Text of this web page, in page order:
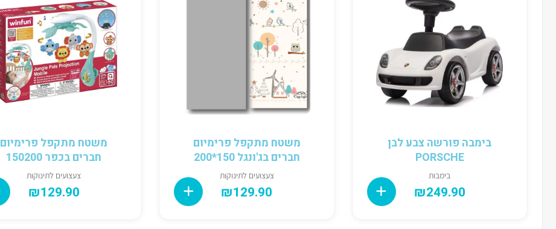
בימבה פורשה צבע לבן
PORSCHE
בימבות
₪249.90
משטח מתקפל פרימיום
חברים בג'ונגל 150*200
צעצועים לתינוקות
₪129.90
משטח מתקפל פרימיום
חברים בכפר 150200
צעצועים לתינוקות
₪129.90